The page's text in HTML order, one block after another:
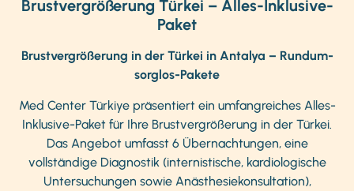
Brustvergrößerung Türkei – Alles-Inklusive-
Paket
Brustvergrößerung in der Türkei in Antalya – Rundum-
sorglos-Pakete
Med Center Türkiye präsentiert ein umfangreiches Alles-
Inklusive-Paket für Ihre Brustvergrößerung in der Türkei.
Das Angebot umfasst 6 Übernachtungen, eine
vollständige Diagnostik (internistische, kardiologische
Untersuchungen sowie Anästhesiekonsultation),